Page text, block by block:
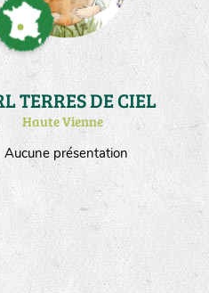
Aucune présentation
TERRES DE CIEL
Haute Vienne